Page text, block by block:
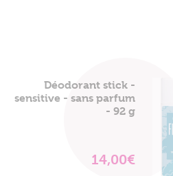
Déodorant stick -
sensitive - sans parfum
- 92 g
14,00€
VOIR